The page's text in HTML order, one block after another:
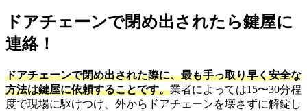
ドアチェーンで閉め出されたら鍵屋に
連絡！
ドアチェーンで閉め出された際に、最も手っ取り早く安全な
方法は鍵屋に依頼することです。業者によっては15〜30分程
度で現場に駆けつけ、外からドアチェーンを壊さずに解錠し